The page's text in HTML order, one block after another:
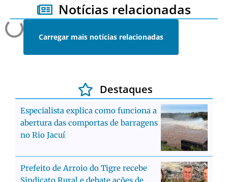
Notícias relacionadas
Carregar mais notícias relacionadas
Destaques
Especialista explica como funciona a
abertura das comportas de barragens
no Rio Jacuí
Prefeito de Arroio do Tigre recebe